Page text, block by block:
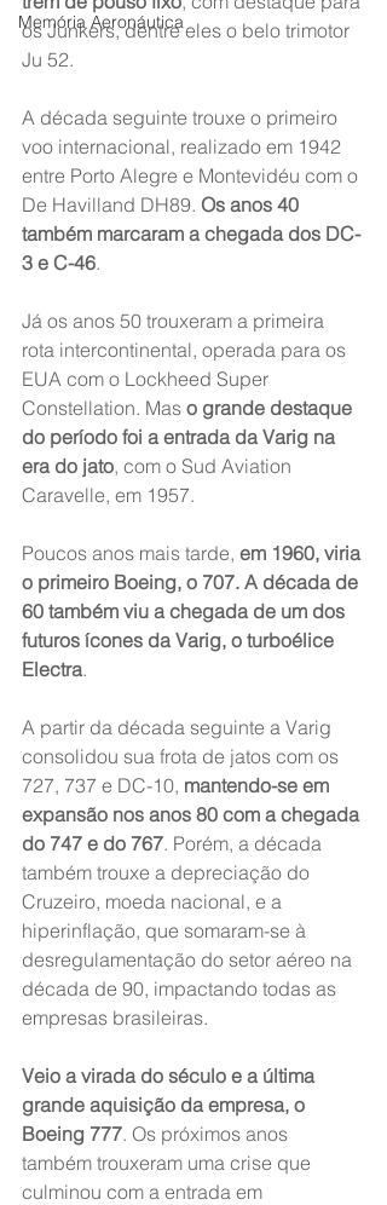
Memória Aeronáutica
os Junkers, dentre eles o belo trimotor
Ju 52.
A década seguinte trouxe o primeiro
voo internacional, realizado em 1942
entre Porto Alegre e Montevidéu com o
De Havilland DH89. Os anos 40
também marcaram a chegada dos DC-
3 e C-46.
Já os anos 50 trouxeram a primeira
rota intercontinental, operada para os
EUA com o Lockheed Super
Constellation. Mas o grande destaque
do período foi a entrada da Varig na
era do jato, com o Sud Aviation
Caravelle, em 1957.
Poucos anos mais tarde, em 1960, viria
o primeiro Boeing, o 707. A década de
60 também viu a chegada de um dos
futuros ícones da Varig, o turboélice
Electra.
A partir da década seguinte a Varig
consolidou sua frota de jatos com os
727, 737 e DC-10, mantendo-se em
expansão nos anos 80 com a chegada
do 747 e do 767. Porém, a década
também trouxe a depreciação do
Cruzeiro, moeda nacional, e a
hiperinflação, que somaram-se à
desregulamentação do setor aéreo na
década de 90, impactando todas as
empresas brasileiras.
Veio a virada do século e a última
grande aquisição da empresa, o
Boeing 777. Os próximos anos
também trouxeram uma crise que
culminou com a entrada em